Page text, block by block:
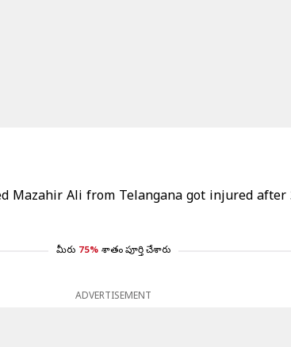
Mazahir Ali from Telangana got injured after
మీరు 75% శాతం పూర్తి చేశారు
ADVERTISEMENT